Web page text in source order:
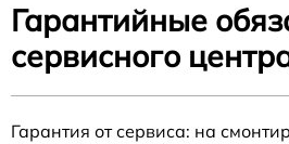
Гарантийные
сервисного
Гарантия от сервиса: на